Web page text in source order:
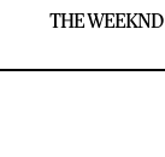
THE WEEKND